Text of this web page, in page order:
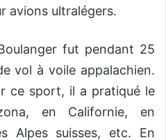
avions ultralégers.
fut pendant 25
vol à voile appalachien.
ce sport, il a pratiqué le
en Californie, en
Alpes suisses, etc. En